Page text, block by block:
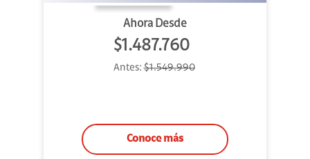
Ahora Desde
$1.487.760
Antes:$1.549.990
Conoce más